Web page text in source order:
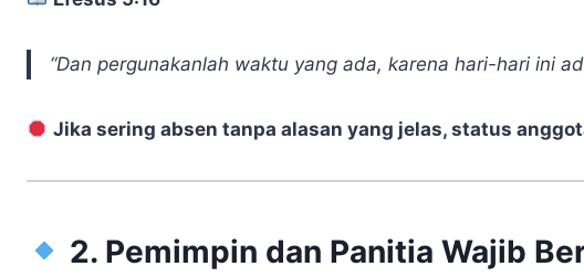
“Dan pergunakanlah waktu yang ada, karena hari-hari ini
Jika sering absen tanpa alasan yang jelas, status
2. Pemimpin dan Panitia Wajib